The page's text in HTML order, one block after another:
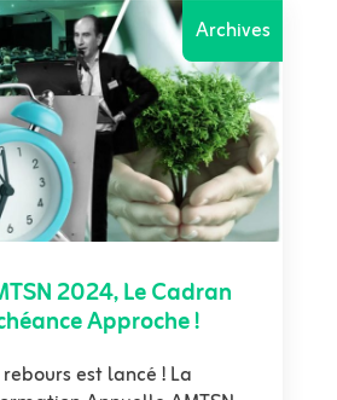
Archives
2024, Le Cadran
Approche !
est lancé ! La